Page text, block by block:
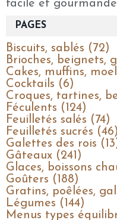
facile et gourmande
PAGES
Biscuits, sablés (72)
Brioches, beignets,
Cakes, muffins,
Cocktails (6)
Croques, tartines,
Féculents (124)
Feuilletés salés (74)
Feuilletés sucrés (46)
Galettes des rois
Gâteaux (241)
Glaces, boissons
Goûters (188)
Gratins, poêlées,
Légumes (144)
Menus types